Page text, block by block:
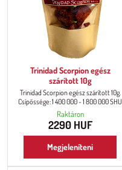
Trinidad Scorpion egész
szárított 10g
Trinidad Scorpion egész szárított 10g.
Csípőssége: 1 400 000 - 1 800 000 SHU
Raktáron
2290 HUF
Megjeleníteni